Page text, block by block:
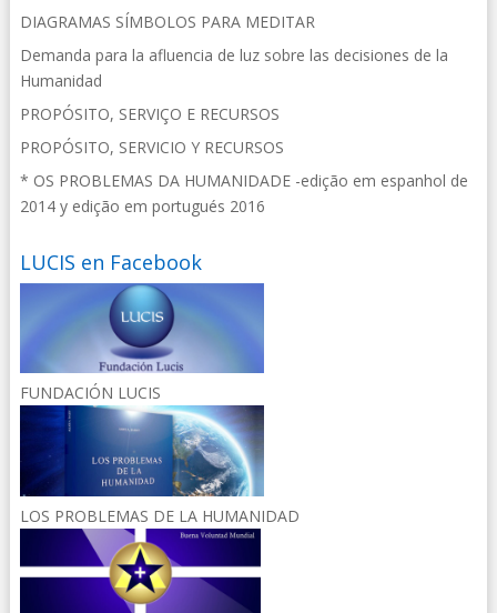
DIAGRAMAS SÍMBOLOS PARA MEDITAR
Demanda para la afluencia de luz sobre las decisiones de la
Humanidad
PROPÓSITO, SERVIÇO E RECURSOS
PROPÓSITO, SERVICIO Y RECURSOS
* OS PROBLEMAS DA HUMANIDADE -edição em espanhol de
2014 y edição em portugués 2016
LUCIS en Facebook
FUNDACIÓN LUCIS
LOS PROBLEMAS DE LA HUMANIDAD